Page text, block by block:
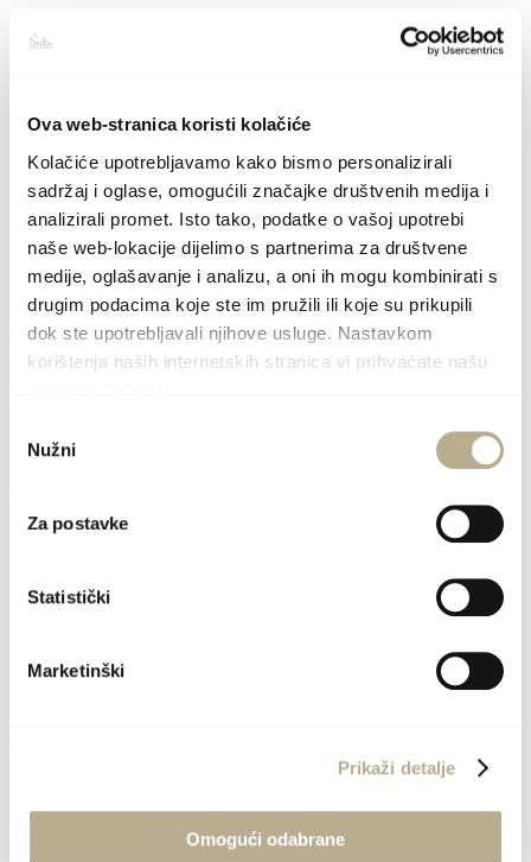
Ova web-stranica koristi kolačiće
Kolačiće upotrebljavamo kako bismo personalizirali
sadržaj i oglase, omogućili značajke društvenih medija i
analizirali promet. Isto tako, podatke o vašoj upotrebi
naše web-lokacije dijelimo s partnerima za društvene
medije, oglašavanje i analizu, a oni ih mogu kombinirati s
drugim podacima koje ste im pružili ili koje su prikupili
dok ste upotrebljavali njihove usluge. Nastavkom
korištenja naših internetskih stranica vi prihvaćate našu
pristanka
Nužni
Za postavke
Statistički
Marketinški
Prikaži detalje
Omogući odabrane
Svetište
Marijansko svetište · crkva Gospe u Borima
Jeste li znali da i otok Šolta ima svoje mjesto u kolajni marijanskih
svetišta u Hrvatskoj i svijetu?
Za proglašenje svetišta od strane splitsko - makarskog nadbiskupa
mons. Ante Jurića, zaslužni su šoltanski svećenici don Živan Bezić i
nadbiskupskom Ordinarijatu.
počeli graditi Bogorodici crkvicu kod mora, ali da bi se noću
razrušilo sve što bi oni danju sagradili. Jednog dana ukaže se jednoj
pastirici bijela gospođa koja joj reče neka otiđe u selo i javi župniku
gdje će već naći četiri ugaona kamena. Pastirica se uplaši i odgovori
gospođi da bi otišla, ali da ne može ostaviti blago samo. Gospođa joj
graditi crkvu na mjestu gdje je gospođa odredila, gdje i danas stoji”
neosvijetljena Benediktinska opatija Sct. Mariae de insula Soltae u
Gornjem selu na otoku Šolti).